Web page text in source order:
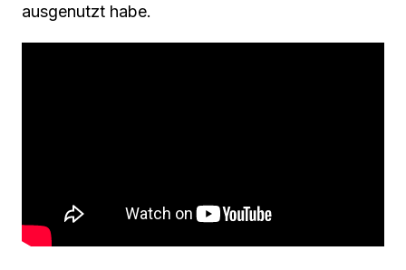
ausgenutzt habe.